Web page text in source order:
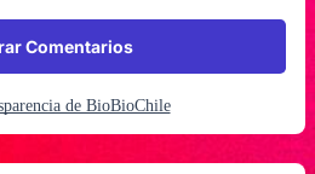
Comentarios
de BioBioChile